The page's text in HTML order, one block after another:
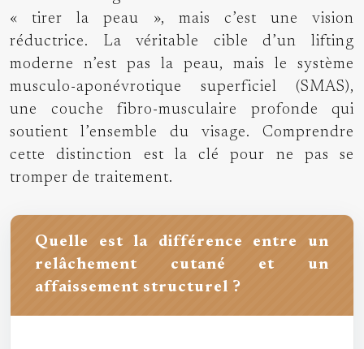
« tirer la peau », mais c’est une vision
réductrice. La véritable cible d’un lifting
moderne n’est pas la peau, mais le système
musculo-aponévrotique superficiel (SMAS),
une couche fibro-musculaire profonde qui
soutient l’ensemble du visage. Comprendre
cette distinction est la clé pour ne pas se
tromper de traitement.
Quelle est la différence entre un
relâchement cutané et un
affaissement structurel ?